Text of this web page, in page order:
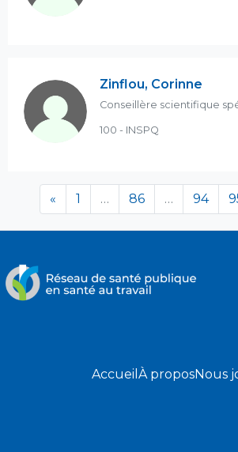
Zinflou, Corinne
Conseillère scientifique
100 - INSPQ
« 1 … 86 … 94
Accueil À proposNous